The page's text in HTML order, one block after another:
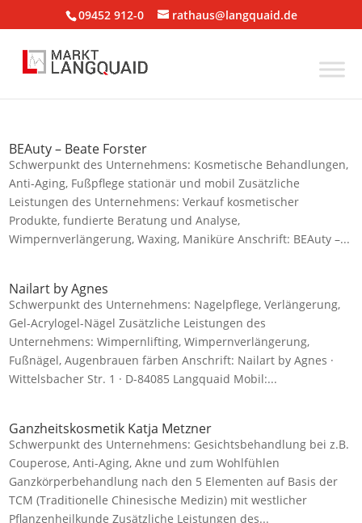
09452 912-0 rathaus@langquaid.de
BEAuty – Beate Forster
Schwerpunkt des Unternehmens: Kosmetische Behandlungen,
Anti-Aging, Fußpflege stationär und mobil Zusätzliche
Leistungen des Unternehmens: Verkauf kosmetischer
Produkte, fundierte Beratung und Analyse,
Wimpernverlängerung, Waxing, Maniküre Anschrift: BEAuty –...
Nailart by Agnes
Schwerpunkt des Unternehmens: Nagelpflege, Verlängerung,
Gel-Acrylogel-Nägel Zusätzliche Leistungen des
Unternehmens: Wimpernlifting, Wimpernverlängerung,
Fußnägel, Augenbrauen färben Anschrift: Nailart by Agnes ·
Wittelsbacher Str. 1 · D-84085 Langquaid Mobil:...
Ganzheitskosmetik Katja Metzner
Schwerpunkt des Unternehmens: Gesichtsbehandlung bei z.B.
Couperose, Anti-Aging, Akne und zum Wohlfühlen
Ganzkörperbehandlung nach den 5 Elementen auf Basis der
TCM (Traditionelle Chinesische Medizin) mit westlicher
Pflanzenheilkunde Zusätzliche Leistungen des...